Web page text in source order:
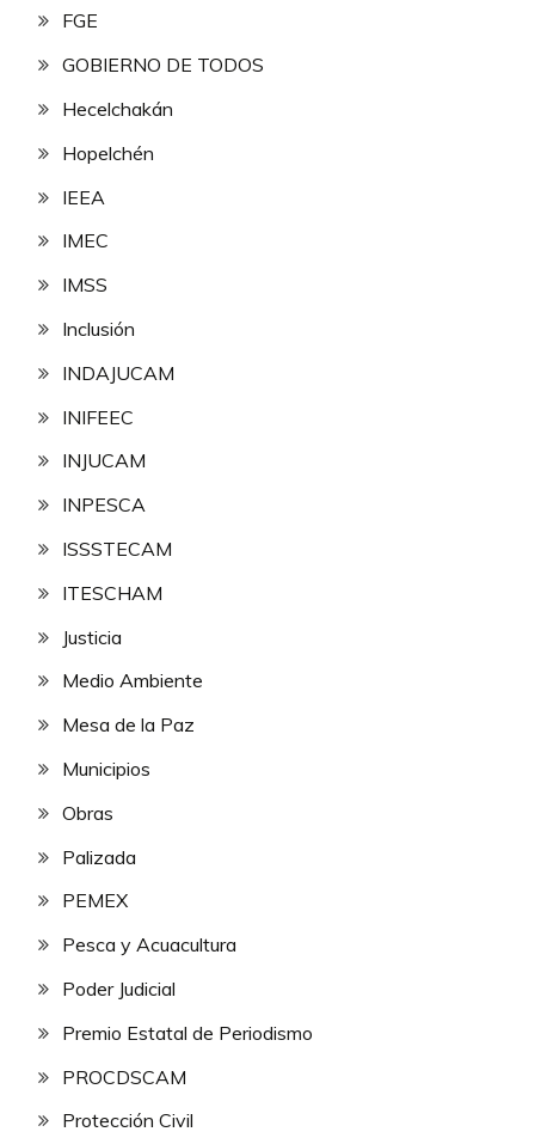
FGE
GOBIERNO DE TODOS
Hecelchakán
Hopelchén
IEEA
IMEC
IMSS
Inclusión
INDAJUCAM
INIFEEC
INJUCAM
INPESCA
ISSSTECAM
ITESCHAM
Justicia
Medio Ambiente
Mesa de la Paz
Municipios
Obras
Palizada
PEMEX
Pesca y Acuacultura
Poder Judicial
Premio Estatal de Periodismo
PROCDSCAM
Protección Civil